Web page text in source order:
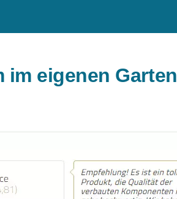
im eigenen Garten